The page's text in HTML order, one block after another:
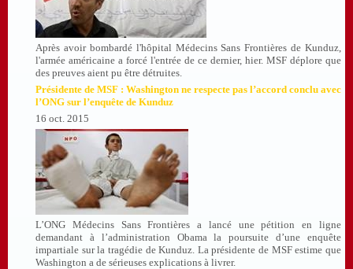
Après avoir bombardé l'hôpital Médecins Sans Frontières de Kunduz,
l'armée américaine a forcé l'entrée de ce dernier, hier. MSF déplore que
des preuves aient pu être détruites.
Présidente de MSF : Washington ne respecte pas l’accord conclu avec
l’ONG sur l’enquête de Kunduz
16 oct. 2015
L’ONG Médecins Sans Frontières a lancé une pétition en ligne
demandant à l’administration Obama la poursuite d’une enquête
impartiale sur la tragédie de Kunduz. La présidente de MSF estime que
Washington a de sérieuses explications à livrer.